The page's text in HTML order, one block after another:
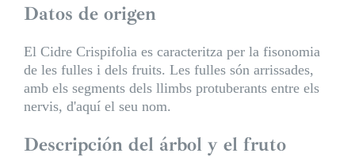
Datos de origen
El Cidre Crispifolia es caracteritza per la fisonomia
de les fulles i dels fruits. Les fulles són arrissades,
amb els segments dels llimbs protuberants entre els
nervis, d'aquí el seu nom.
Descripción del árbol y el fruto